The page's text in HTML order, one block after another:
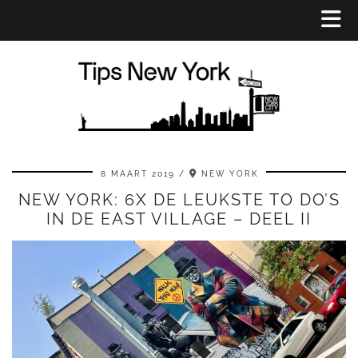
8 MAART 2019 NEW YORK
NEW YORK: 6X DE LEUKSTE TO DO’S
IN DE EAST VILLAGE – DEEL II